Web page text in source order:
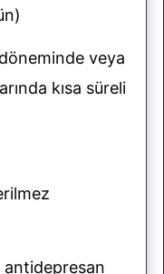
veya
kısa süreli
antidepresan